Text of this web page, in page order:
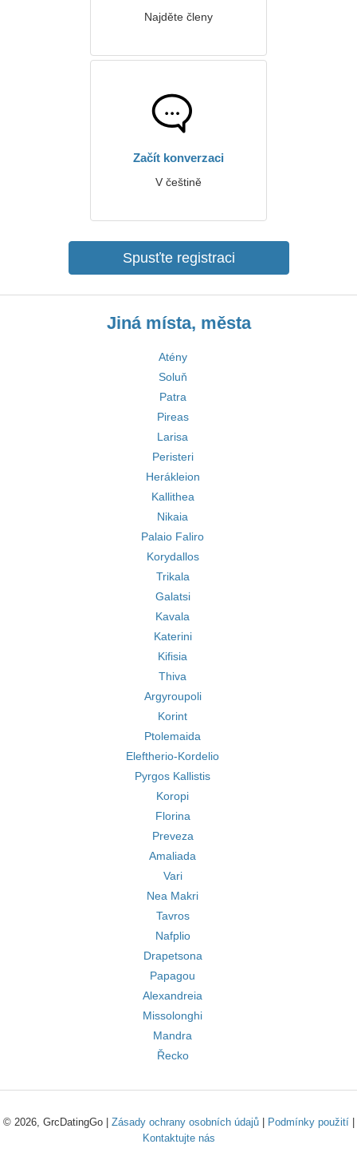
Najděte členy
Začít konverzaci
V češtině
Spusťte registraci
Jiná místa, města
Atény
Soluň
Patra
Pireas
Larisa
Peristeri
Herákleion
Kallithea
Nikaia
Palaio Faliro
Korydallos
Trikala
Galatsi
Kavala
Katerini
Kifisia
Thiva
Argyroupoli
Korint
Ptolemaida
Eleftherio-Kordelio
Pyrgos Kallistis
Koropi
Florina
Preveza
Amaliada
Vari
Nea Makri
Tavros
Nafplio
Drapetsona
Papagou
Alexandreia
Missolonghi
Mandra
Řecko
© 2026, GrcDatingGo | Zásady ochrany osobních údajů| Podmínky použití|
Kontaktujte nás